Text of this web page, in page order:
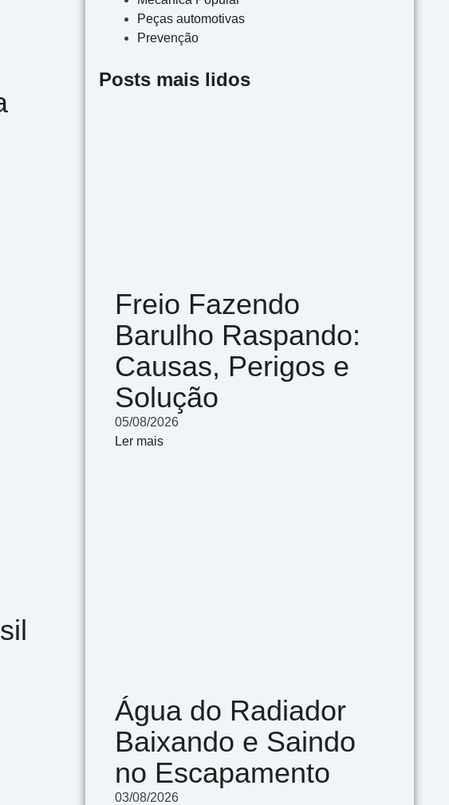
Peças automotivas
Prevenção
Posts mais lidos
Freio Fazendo
Barulho Raspando:
Causas, Perigos e
Solução
05/08/2026
Ler mais
Água do Radiador
Baixando e Saindo
no Escapamento
03/08/2026